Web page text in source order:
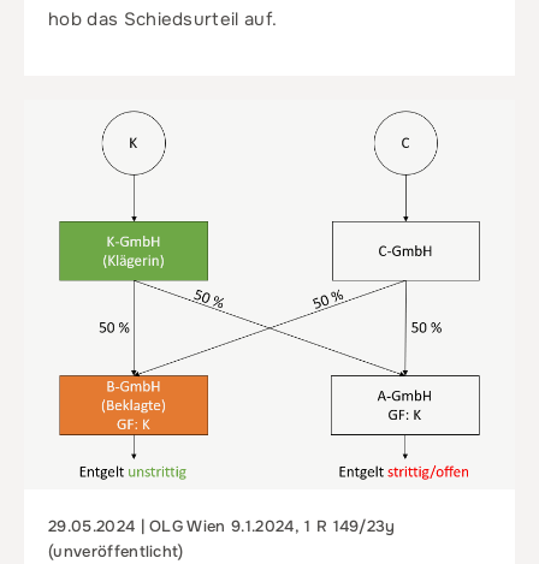
hob das Schiedsurteil auf.
29.05.2024 | OLG Wien 9.1.2024, 1 R 149/23y
(unveröffentlicht)